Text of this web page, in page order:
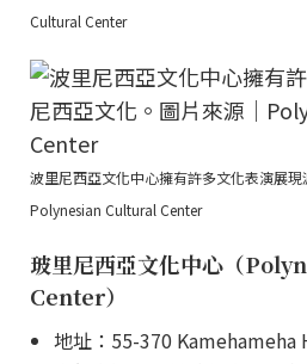
Cultural Center
波里尼西亞文化中心擁有許多文化表演展現
Polynesian Cultural Center
玻里尼西亞文化中心（
Center）
地址：55-370 Kamehameha